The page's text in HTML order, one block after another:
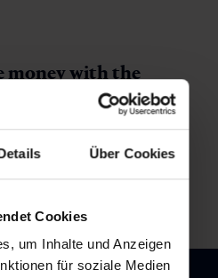
Über Cookies
Cookies
um Inhalte und Anzeigen
für soziale Medien
money with the
bonus!